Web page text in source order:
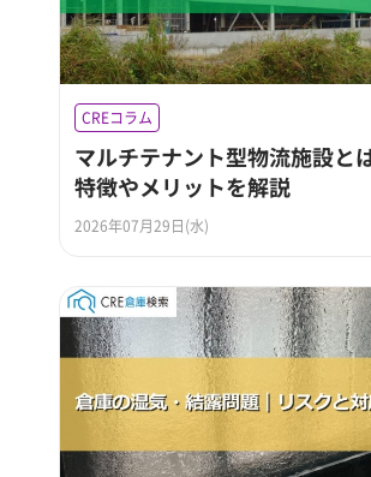
CREコラム
マルチテナント型物流施設と
特徴やメリットを解説
2026年07月29日(水)